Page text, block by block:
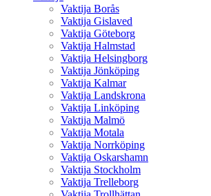
Vaktija Borås
Vaktija Gislaved
Vaktija Göteborg
Vaktija Halmstad
Vaktija Helsingborg
Vaktija Jönköping
Vaktija Kalmar
Vaktija Landskrona
Vaktija Linköping
Vaktija Malmö
Vaktija Motala
Vaktija Norrköping
Vaktija Oskarshamn
Vaktija Stockholm
Vaktija Trelleborg